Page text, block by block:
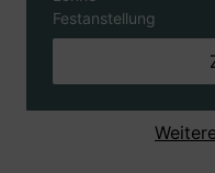
Festanstellung